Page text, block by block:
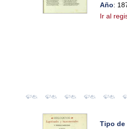
Año:
Ir al
Tipo de